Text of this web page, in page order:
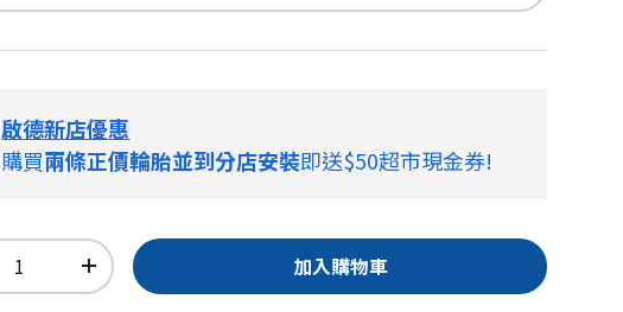
啟德新店優惠
購買兩條正價輪胎並到分店安裝即送$50超市現金券!
+ 加入購物車